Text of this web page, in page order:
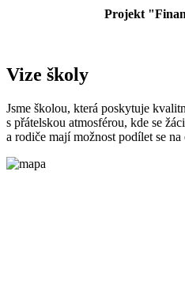
Projekt
Vize školy
Jsme školou, která poskytuje
s přátelskou atmosférou, kde se
a rodiče mají možnost podílet se na